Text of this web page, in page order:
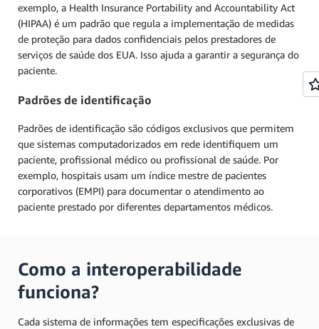
exemplo, a Health Insurance Portability and Accountability Act
(HIPAA) é um padrão que regula a implementação de medidas
de proteção para dados confidenciais pelos prestadores de
serviços de saúde dos EUA. Isso ajuda a garantir a segurança do
paciente.
Padrões de identificação
Padrões de identificação são códigos exclusivos que permitem
que sistemas computadorizados em rede identifiquem um
paciente, profissional médico ou profissional de saúde. Por
exemplo, hospitais usam um índice mestre de pacientes
corporativos (EMPI) para documentar o atendimento ao
paciente prestado por diferentes departamentos médicos.
Como a interoperabilidade
funciona?
Cada sistema de informações tem especificações exclusivas de